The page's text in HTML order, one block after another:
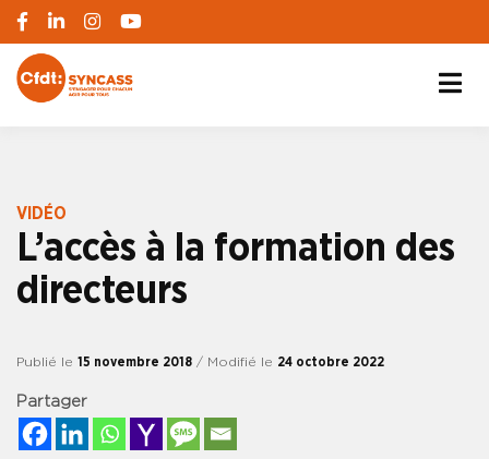
VIDÉO
L’accès à la formation des
directeurs
Publié le 15 novembre 2018 / Modifié le 24 octobre 2022
Partager